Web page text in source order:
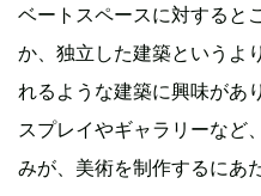
ベートスペースに対すると
か、独立した建築というよ
れるような建築に興味があ
スプレイやギャラリーなど
みが、美術を制作するにあ